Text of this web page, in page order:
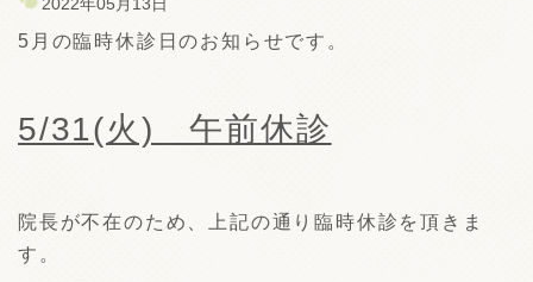
5月の臨時休診日のお知らせです。
5/31(火) 午前休診
院長が不在のため、上記の通り臨時休診を頂きま
す。